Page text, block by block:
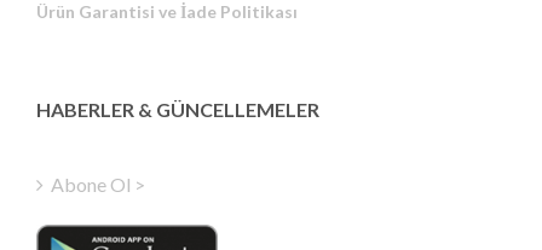
Ürün Garantisi ve İade Politikası
HABERLER & GÜNCELLEMELER
Abone Ol >